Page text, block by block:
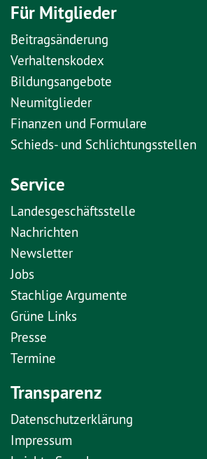
Für Mitglieder
Beitragsänderung
Verhaltenskodex
Bildungsangebote
Neumitglieder
Finanzen und Formulare
Schieds- und Schlichtungsstellen
Service
Landesgeschäftsstelle
Nachrichten
Newsletter
Jobs
Stachlige Argumente
Grüne Links
Presse
Termine
Transparenz
Datenschutzerklärung
Impressum